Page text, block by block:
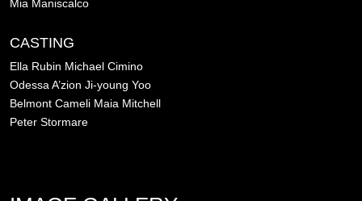
Mia Maniscalco
CASTING
Ella Rubin Michael Cimino
Odessa A’zion Ji-young Yoo
Belmont Cameli Maia Mitchell
Peter Stormare